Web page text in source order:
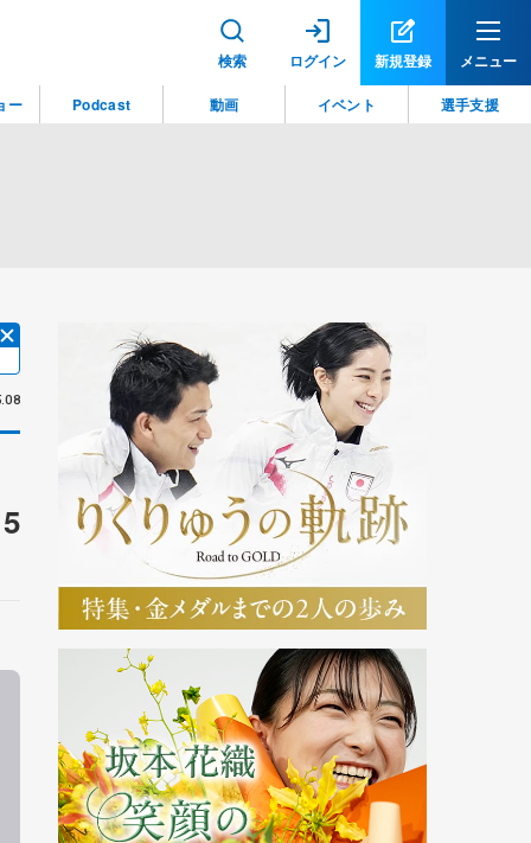
検索 ログイン 新規登録 メニュー
ー Podcast 動画 イベント 選手支援